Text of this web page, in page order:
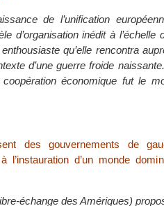
de l’unification
d’organisation inédit à l’échelle
qu’elle rencontra
d’une guerre froide
économique fut le
des gouvernements de
l’instauration d’un monde
échange des Amériques)